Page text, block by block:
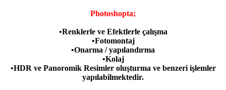
Photoshopta;
•Renklerle ve Efektlerle çalışma
•Fotomontaj
•Onarma / yapılandırma
•Kolaj
•HDR ve Panoromik Resimler oluşturma ve benzeri işlemler
yapılabilmektedir.